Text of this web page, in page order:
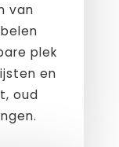
van
plek
en
oud